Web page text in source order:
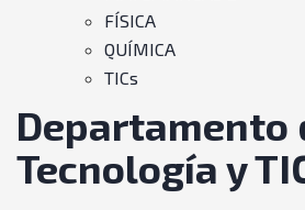
FÍSICA
QUÍMICA
TICs
Departamento
Tecnología y